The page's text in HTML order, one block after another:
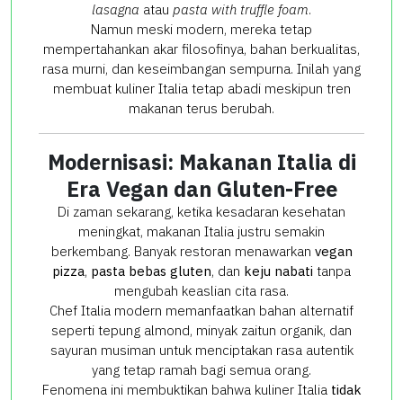
lasagna atau pasta with truffle foam.
Namun meski modern, mereka tetap
mempertahankan akar filosofinya, bahan berkualitas,
rasa murni, dan keseimbangan sempurna. Inilah yang
membuat kuliner Italia tetap abadi meskipun tren
makanan terus berubah.
Modernisasi: Makanan Italia di
Era Vegan dan Gluten-Free
Di zaman sekarang, ketika kesadaran kesehatan
meningkat, makanan Italia justru semakin
berkembang. Banyak restoran menawarkan vegan
pizza, pasta bebas gluten, dan keju nabati tanpa
mengubah keaslian cita rasa.
Chef Italia modern memanfaatkan bahan alternatif
seperti tepung almond, minyak zaitun organik, dan
sayuran musiman untuk menciptakan rasa autentik
yang tetap ramah bagi semua orang.
Fenomena ini membuktikan bahwa kuliner Italia tidak